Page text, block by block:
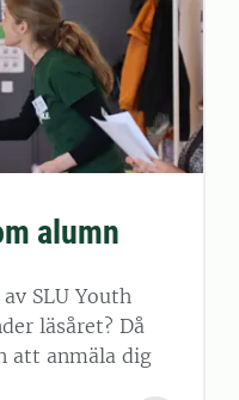
alumn
SLU Youth
läsåret? Då
att anmäla dig